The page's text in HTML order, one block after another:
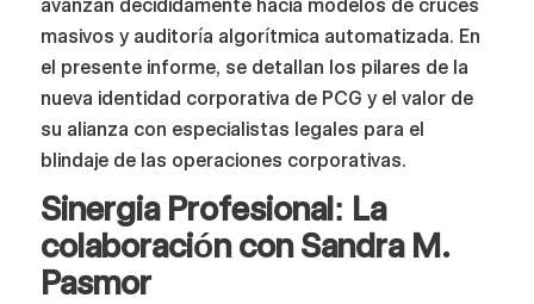
avanzan decididamente hacia modelos de cruces
masivos y auditoría algorítmica automatizada. En
el presente informe, se detallan los pilares de la
nueva identidad corporativa de PCG y el valor de
su alianza con especialistas legales para el
blindaje de las operaciones corporativas.
Sinergia Profesional: La
colaboración con Sandra M.
Pasmor